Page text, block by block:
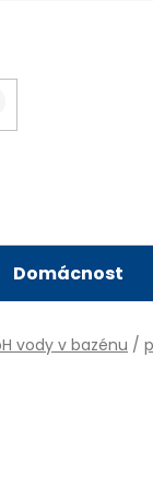
Hodnocení
Domácnost
vody v bazénu /